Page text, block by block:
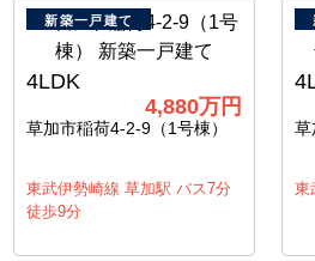
新築一戸建て
4LDK
4,880万円
草加市稲荷4-2-9（1号棟）
東武伊勢崎線 草加駅 バス7分
徒歩9分
草
東